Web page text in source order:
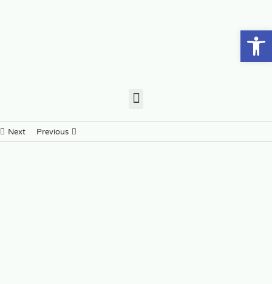
פתח סרגל נגישות
Previous
Next